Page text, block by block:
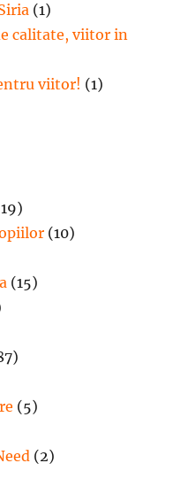
(1)
calitate, viitor in
viitor! (1)
(10)
(15)
(5)
(2)